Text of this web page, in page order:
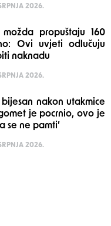
2026.
propuštaju 160
Ovi uvjeti odlučuju
naknadu
2026.
bijesan nakon utakmice
je pocrnio, ovo je
se ne pamti’
2026.